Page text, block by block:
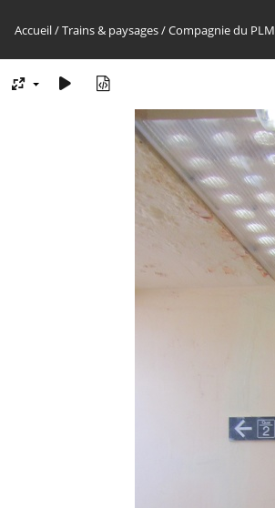
Accueil/Trains & paysages/Compagnie du PLM